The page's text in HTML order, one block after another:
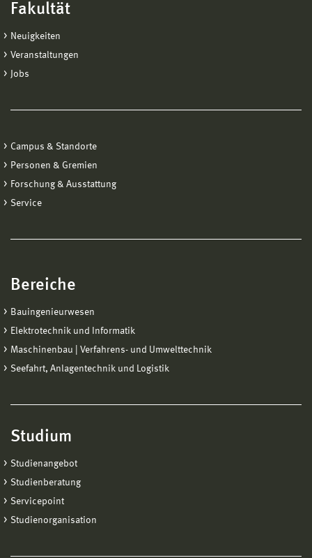
Fakultät
Neuigkeiten
Veranstaltungen
Jobs
Campus & Standorte
Personen & Gremien
Forschung & Ausstattung
Service
Bereiche
Bauingenieurwesen
Elektrotechnik und Informatik
Maschinenbau | Verfahrens- und Umwelttechnik
Seefahrt, Anlagentechnik und Logistik
Studium
Studienangebot
Studienberatung
Servicepoint
Studienorganisation